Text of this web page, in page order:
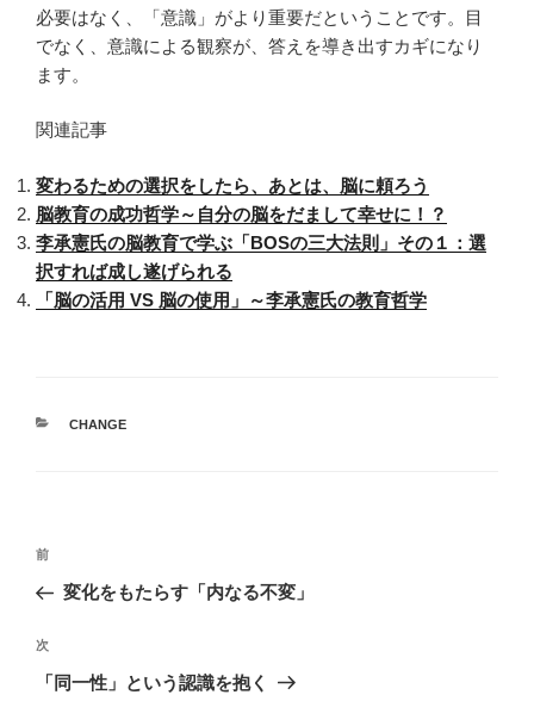
必要はなく、「意識」がより重要だということです。目
でなく、意識による観察が、答えを導き出すカギになり
ます。
関連記事
変わるための選択をしたら、あとは、脳に頼ろう
脳教育の成功哲学～自分の脳をだまして幸せに！？
李承憲氏の脳教育で学ぶ「BOSの三大法則」その１：選
択すれば成し遂げられる
「脳の活用 VS 脳の使用」～李承憲氏の教育哲学
カ
CHANGE
投
ナ
ビ
ゲ
前
の
稿
前
変化をもたらす「内なる不変」
次
の
次
「同一性」という認識を抱く